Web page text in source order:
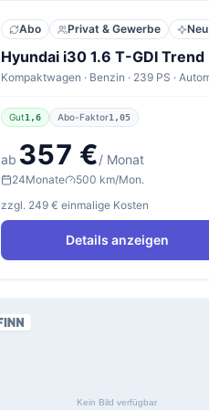
Abo Privat & Gewerbe Neu
Hyundai i30 1.6 T-GDI Trend
Gut1,6 Abo-Faktor1,05
ab 357 €/ Monat
24Monate
500 km/Mon.
zzgl. 249 € einmalige Kosten
Details anzeigen